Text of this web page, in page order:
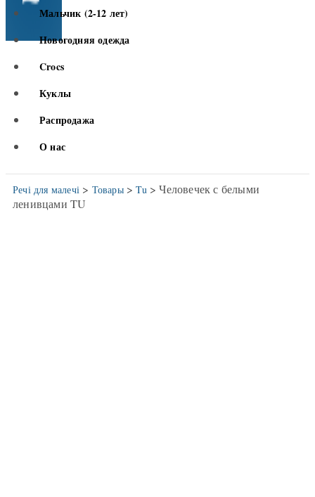
Мальчик (2-12 лет)
Новогодняя одежда
Crocs
Куклы
Распродажа
О нас
Речі для малечі > Товары>Tu > Человечек с белыми
ленивцами TU